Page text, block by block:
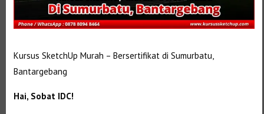
Kursus SketchUp Murah – Bersertifikat di Sumurbatu,
Bantargebang
Hai, Sobat IDC!